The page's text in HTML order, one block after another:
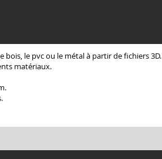
bois, le pvc ou le métal à partir de fichiers 3D.
matériaux.